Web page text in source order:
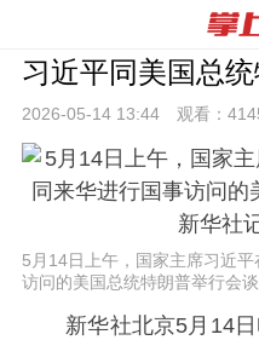
习近平同美国总
2026-05-14 13:44 观看：
5月14日上午，国家主席习近
访问的美国总统特朗普举行会
新华社北京5月14日